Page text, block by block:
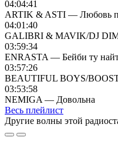
04:04:41
ARTIK & ASTI — Любовь
04:01:40
GALIBRI & MAVIK/DJ
03:59:34
ENRASTA — Бейби ту
03:57:26
BEAUTIFUL BOYS/
03:53:58
NEMIGA — Довольна
Весь плейлист
Другие волны этой